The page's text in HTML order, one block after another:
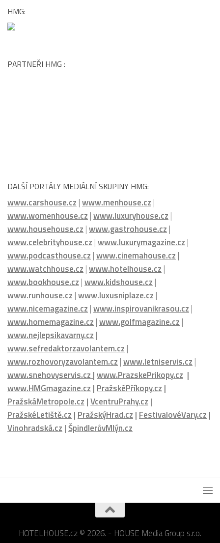
HMG:
PARTNEŘI HMG :
DALŠÍ PORTÁLY MEDIÁLNÍ SKUPINY HMG:
www.carshouse.cz|www.menhouse.cz|
www.womenhouse.cz|www.luxuryhouse.cz|
www.househouse.cz|www.gastrohouse.cz|
www.celebrityhouse.cz|www.luxurymagazine.cz|
www.podcasthouse.cz|www.cinemahouse.cz|
www.watchhouse.cz|www.hotelhouse.cz|
www.bookhouse.cz|www.kidshouse.cz|
www.runhouse.cz|www.luxusniplaze.cz|
www.nicemagazine.cz|www.inspirovanikrasou.cz|
www.homemagazine.cz|www.golfmagazine.cz|
www.nejlepsikavarny.cz|
www.sefredaktorzavolantem.cz|
www.rozhovoryzavolantem.cz|www.letniservis.cz|
www.snehovyservis.cz|www.PrazskePrikopy.cz |
www.HMGmagazine.cz|PražskéPříkopy.cz|
PražskáMetropole.cz|VcentruPrahy.cz|
PražskéLetiště.cz|PražskýHrad.cz|FestivalovéVary.cz|
Vinohradská.cz|ŠpindlerůvMlýn.cz
HOTELHOUSE.cz © 2026. - HOUSE Media Group s.r.o.